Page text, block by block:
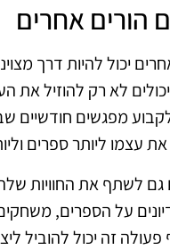
הורים אחרים
יכול להיות דרך
לא רק להוזיל את
מפגשים חודשיים
עצמו ליותר ספרים
גם לשתף את החוויות
על הספרים,
זה יכול להוביל